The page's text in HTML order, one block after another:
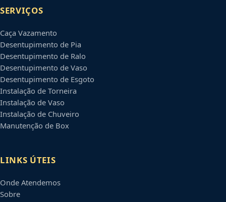
SERVIÇOS
Caça Vazamento
Desentupimento de Pia
Desentupimento de Ralo
Desentupimento de Vaso
Desentupimento de Esgoto
Instalação de Torneira
Instalação de Vaso
Instalação de Chuveiro
Manutenção de Box
LINKS ÚTEIS
Onde Atendemos
Sobre